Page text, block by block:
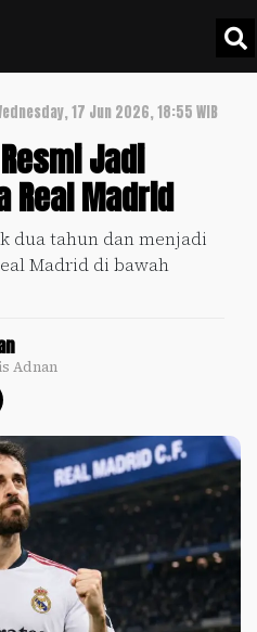
17 Jun 2026, 18:55 WIB
Jadi
Real Madrid
dua tahun dan menjadi
Madrid di bawah
Adnan